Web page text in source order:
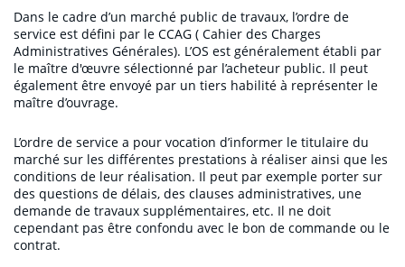
Notre accompagnement
Notre engagement
À propos
Resources
Dans le cadre d’un marché public de travaux, l’ordre de
service est défini par le CCAG ( Cahier des Charges
Administratives Générales). L’OS est généralement établi par
le maître d'œuvre sélectionné par l’acheteur public. Il peut
également être envoyé par un tiers habilité à représenter le
maître d’ouvrage.
L’ordre de service a pour vocation d’informer le titulaire du
marché sur les différentes prestations à réaliser ainsi que les
conditions de leur réalisation. Il peut par exemple porter sur
des questions de délais, des clauses administratives, une
demande de travaux supplémentaires, etc. Il ne doit
cependant pas être confondu avec le bon de commande ou le
contrat.